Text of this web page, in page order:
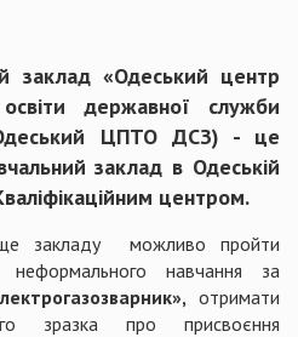
заклад «Одеський центр
освіти державної служби
Одеський ЦПТО ДСЗ) - це
заклад в Одеській
центром.
закладу можливо пройти
неформального навчання за
отримати
зразка про присвоєння